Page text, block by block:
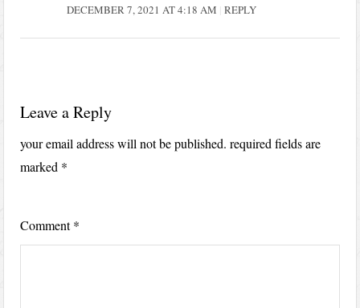
DECEMBER 7, 2021 AT 4:18 AM REPLY
Leave a Reply
your email address will not be published. required fields are
marked *
Comment*